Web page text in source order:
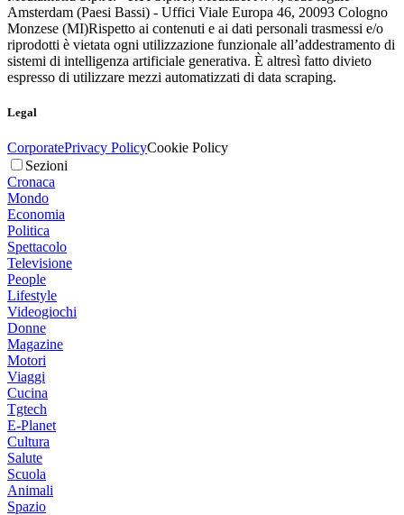
Amsterdam (Paesi Bassi) - Uffici Viale Europa 46, 20093 Cologno
Monzese (MI)Rispetto ai contenuti e ai dati personali trasmessi e/o
riprodotti è vietata ogni utilizzazione funzionale all’addestramento di
sistemi di intelligenza artificiale generativa. È altresì fatto divieto
espresso di utilizzare mezzi automatizzati di data scraping.
Legal
CorporatePrivacy PolicyCookie Policy
Sezioni
Cronaca
Mondo
Economia
Politica
Spettacolo
Televisione
People
Lifestyle
Videogiochi
Donne
Magazine
Motori
Viaggi
Cucina
Tgtech
E-Planet
Cultura
Salute
Scuola
Animali
Spazio